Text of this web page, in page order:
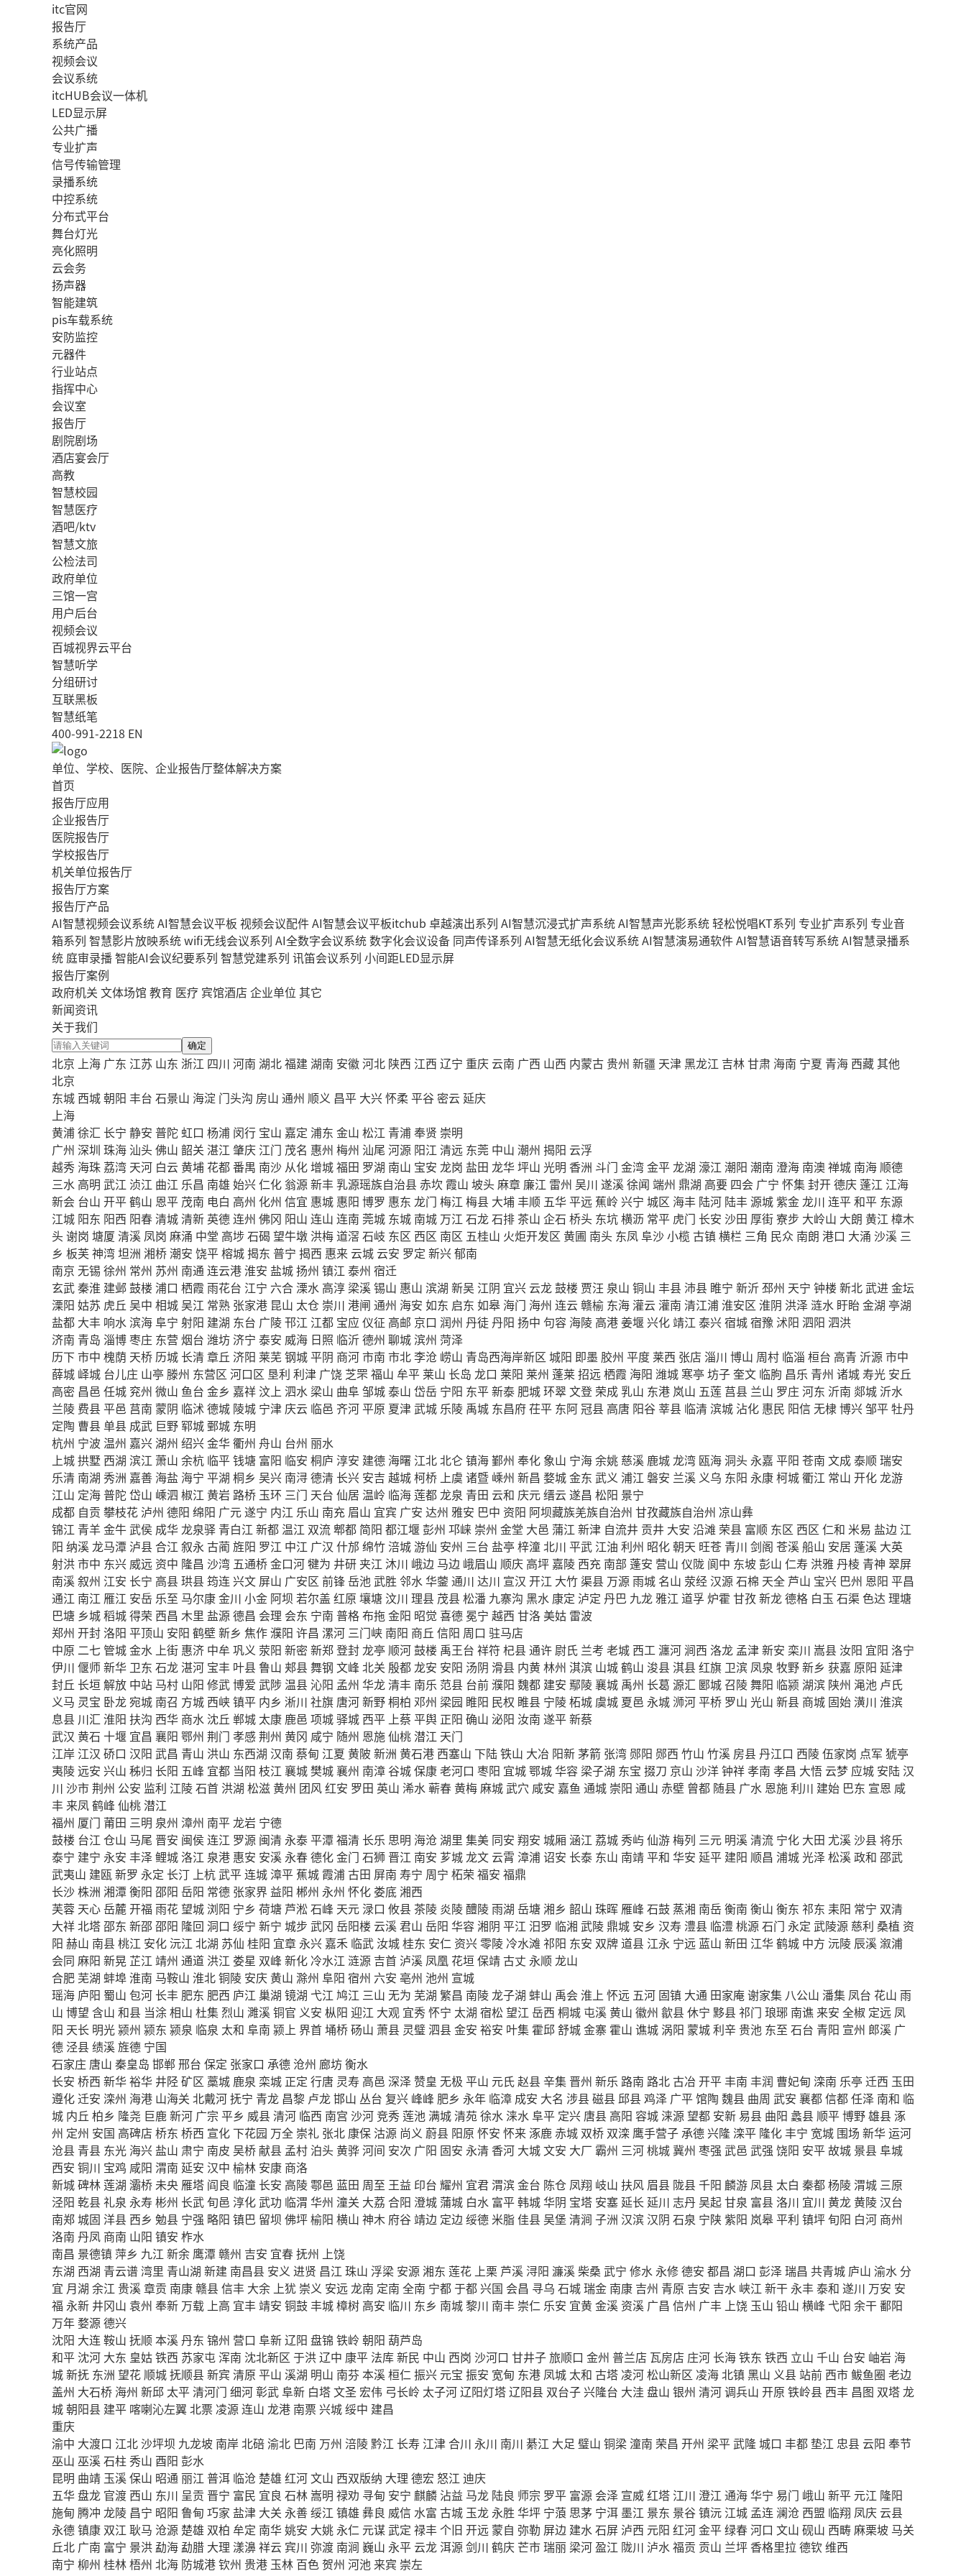
itc官网
报告厅
系统产品
视频会议
会议系统
itcHUB会议一体机
LED显示屏
公共广播
专业扩声
信号传输管理
录播系统
中控系统
分布式平台
舞台灯光
亮化照明
云会务
扬声器
智能建筑
pis车载系统
安防监控
元器件
行业站点
指挥中心
会议室
报告厅
剧院剧场
酒店宴会厅
高教
智慧校园
智慧医疗
酒吧/ktv
智慧文旅
公检法司
政府单位
三馆一宫
用户后台
视频会议
百城视界云平台
智慧听学
分组研讨
互联黑板
智慧纸笔
400-991-2218 EN
单位、学校、医院、企业报告厅整体解决方案
首页
报告厅应用
企业报告厅
医院报告厅
学校报告厅
机关单位报告厅
报告厅方案
报告厅产品
AI智慧视频会议系统AI智慧会议平板 视频会议配件AI智慧会议平板itchub 卓越演出系列 AI智慧沉浸式扩声系统AI智慧声光影系统轻松悦唱KT系列 专业扩声系列 专业音
箱系列 智慧影片放映系统wifi无线会议系列 AI全数字会议系统数字化会议设备 同声传译系列 AI智慧无纸化会议系统AI智慧演易通软件AI智慧语音转写系统AI智慧录播系
统 庭审录播智能AI会议纪要系列 智慧党建系列 讯笛会议系列 小间距LED显示屏
报告厅案例
政府机关 文体场馆 教育 医疗 宾馆酒店 企业单位 其它
新闻资讯
关于我们
确定
北京 上海 广东 江苏 山东 浙江 四川 河南 湖北福建湖南 安徽河北 陕西 江西 辽宁 重庆 云南 广西 山西 内蒙古 贵州 新疆 天津黑龙江 吉林甘肃 海南 宁夏 青海 西藏其他
北京
东城 西城朝阳 丰台 石景山 海淀 门头沟 房山 通州 顺义 昌平 大兴怀柔平谷 密云延庆
上海
黄浦徐汇 长宁 静安 普陀 虹口 杨浦 闵行 宝山 嘉定 浦东 金山 松江 青浦奉贤 崇明
广州 深圳 珠海 汕头佛山 韶关 湛江 肇庆 江门 茂名 惠州 梅州 汕尾 河源 阳江 清远 东莞 中山 潮州 揭阳 云浮
越秀 海珠 荔湾 天河 白云黄埔 花都番禺 南沙 从化增城福田 罗湖 南山 宝安 龙岗 盐田 龙华坪山 光明 香洲 斗门 金湾金平龙湖 濠江 潮阳 潮南 澄海 南澳禅城 南海 顺德
三水 高明 武江 浈江 曲江 乐昌 南雄 始兴仁化 翁源新丰乳源瑶族自治县赤坎 霞山 坡头麻章 廉江 雷州 吴川 遂溪徐闻 端州 鼎湖 高要 四会 广宁 怀集封开德庆 蓬江 江海
新会 台山 开平鹤山 恩平 茂南 电白 高州 化州 信宜 惠城 惠阳 博罗 惠东 龙门 梅江 梅县 大埔丰顺 五华平远 蕉岭 兴宁 城区 海丰 陆河 陆丰源城紫金龙川 连平和平 东源
江城 阳东 阳西 阳春清城清新 英德连州 佛冈 阳山 连山 连南 莞城 东城 南城 万江 石龙石排茶山 企石 桥头 东坑横沥 常平 虎门 长安 沙田 厚街寮步 大岭山 大朗 黄江 樟木
头谢岗 塘厦 清溪 凤岗 麻涌 中堂 高埗石碣 望牛墩 洪梅道滘 石岐 东区 西区 南区 五桂山 火炬开发区 黄圃 南头 东凤阜沙小榄 古镇横栏 三角 民众 南朗 港口 大涌 沙溪 三
乡 板芙 神湾坦洲 湘桥潮安 饶平榕城揭东 普宁 揭西 惠来 云城 云安 罗定 新兴郁南
南京 无锡 徐州 常州 苏州 南通连云港淮安 盐城扬州 镇江 泰州 宿迁
玄武秦淮 建邺鼓楼 浦口 栖霞 雨花台 江宁 六合 溧水 高淳 梁溪锡山 惠山 滨湖 新吴 江阴 宜兴 云龙鼓楼 贾汪 泉山 铜山 丰县 沛县 睢宁 新沂邳州 天宁 钟楼 新北武进金坛
溧阳 姑苏 虎丘 吴中 相城吴江 常熟 张家港 昆山 太仓 崇川 港闸 通州 海安 如东 启东 如皋 海门 海州 连云赣榆 东海灌云灌南 清江浦淮安区 淮阴 洪泽 涟水 盱眙金湖 亭湖
盐都 大丰 响水滨海阜宁 射阳 建湖 东台 广陵邗江 江都 宝应 仪征 高邮 京口 润州 丹徒丹阳 扬中 句容 海陵 高港姜堰兴化靖江 泰兴宿城宿豫 沭阳 泗阳 泗洪
济南 青岛 淄博枣庄 东营 烟台 潍坊济宁 泰安 威海 日照 临沂德州 聊城滨州 菏泽
历下市中 槐荫 天桥 历城 长清章丘 济阳 莱芜钢城平阴 商河市南 市北李沧 崂山 青岛西海岸新区 城阳 即墨 胶州 平度 莱西 张店 淄川 博山 周村 临淄 桓台 高青 沂源市中
薛城 峄城 台儿庄 山亭 滕州 东营区 河口区 垦利 利津 广饶 芝罘福山 牟平 莱山 长岛 龙口 莱阳 莱州 蓬莱招远 栖霞 海阳 潍城 寒亭 坊子奎文 临朐 昌乐 青州 诸城寿光 安丘
高密 昌邑 任城 兖州 微山 鱼台 金乡 嘉祥 汶上 泗水 梁山 曲阜邹城泰山 岱岳 宁阳 东平新泰 肥城环翠文登 荣成乳山 东港 岚山 五莲 莒县 兰山 罗庄河东 沂南 郯城 沂水
兰陵 费县平邑 莒南 蒙阴 临沭德城 陵城 宁津 庆云 临邑 齐河平原 夏津武城 乐陵 禹城 东昌府茌平 东阿冠县 高唐 阳谷莘县 临清滨城 沾化 惠民 阳信无棣博兴邹平牡丹
定陶 曹县单县 成武 巨野 郓城 鄄城 东明
杭州 宁波 温州 嘉兴湖州 绍兴金华衢州 舟山 台州 丽水
上城拱墅 西湖 滨江 萧山 余杭 临平钱塘 富阳 临安 桐庐 淳安 建德 海曙 江北北仑镇海鄞州 奉化 象山 宁海余姚 慈溪 鹿城龙湾 瓯海洞头 永嘉 平阳 苍南 文成泰顺瑞安
乐清 南湖 秀洲 嘉善 海盐 海宁 平湖 桐乡 吴兴 南浔德清 长兴 安吉 越城柯桥 上虞 诸暨 嵊州 新昌 婺城金东 武义 浦江 磐安 兰溪 义乌 东阳 永康柯城衢江 常山 开化龙游
江山 定海普陀 岱山 嵊泗 椒江 黄岩 路桥 玉环 三门 天台 仙居 温岭 临海莲都龙泉 青田 云和 庆元缙云遂昌 松阳 景宁
成都 自贡 攀枝花 泸州 德阳 绵阳 广元遂宁 内江 乐山 南充 眉山 宜宾 广安 达州 雅安 巴中 资阳 阿坝藏族羌族自治州 甘孜藏族自治州 凉山彝
锦江 青羊金牛武侯 成华龙泉驿 青白江 新都 温江 双流郫都 简阳 都江堰彭州 邛崃 崇州 金堂 大邑 蒲江 新津 自流井 贡井 大安 沿滩 荣县 富顺 东区 西区 仁和 米易 盐边 江
阳 纳溪龙马潭 泸县合江 叙永古蔺旌阳 罗江 中江 广汉 什邡 绵竹 涪城游仙 安州 三台 盐亭 梓潼北川 平武 江油 利州 昭化朝天 旺苍 青川 剑阁 苍溪船山 安居 蓬溪 大英
射洪市中 东兴 威远 资中 隆昌 沙湾 五通桥金口河犍为 井研 夹江 沐川 峨边 马边 峨眉山 顺庆 高坪 嘉陵 西充 南部 蓬安 营山 仪陇 阆中 东坡彭山 仁寿 洪雅丹棱 青神 翠屏
南溪叙州 江安 长宁 高县珙县筠连兴文 屏山 广安区 前锋岳池武胜 邻水华蓥 通川 达川 宣汉 开江 大竹 渠县 万源雨城 名山 荥经汉源石棉 天全 芦山 宝兴 巴州 恩阳 平昌
通江 南江 雁江 安岳 乐至 马尔康金川 小金 阿坝 若尔盖 红原 壤塘 汶川 理县 茂县松潘 九寨沟 黑水 康定 泸定 丹巴 九龙雅江 道孚炉霍 甘孜新龙德格 白玉 石渠色达 理塘
巴塘 乡城稻城得荣 西昌 木里 盐源德昌 会理 会东 宁南 普格布拖金阳 昭觉 喜德 冕宁 越西 甘洛 美姑 雷波
郑州 开封洛阳 平顶山 安阳 鹤壁新乡 焦作濮阳 许昌 漯河 三门峡 南阳 商丘 信阳 周口 驻马店
中原 二七 管城金水 上街 惠济 中牟巩义 荥阳 新密 新郑登封龙亭 顺河鼓楼 禹王台 祥符 杞县通许 尉氏 兰考 老城 西工瀍河涧西 洛龙 孟津新安 栾川 嵩县 汝阳 宜阳 洛宁
伊川 偃师新华 卫东 石龙湛河 宝丰 叶县鲁山 郏县舞钢 文峰 北关 殷都龙安 安阳 汤阴 滑县 内黄林州 淇滨 山城鹤山 浚县淇县红旗 卫滨 凤泉 牧野新乡 获嘉 原阳 延津
封丘 长垣解放 中站 马村 山阳 修武博爱 武陟 温县沁阳 孟州 华龙清丰 南乐 范县 台前濮阳 魏都 建安 鄢陵襄城 禹州 长葛 源汇 郾城召陵舞阳 临颍 湖滨 陕州 渑池 卢氏
义马 灵宝 卧龙宛城 南召 方城 西峡镇平 内乡 淅川 社旗 唐河新野桐柏 邓州 梁园 睢阳 民权 睢县 宁陵柘城 虞城 夏邑 永城浉河平桥 罗山 光山 新县 商城 固始潢川 淮滨
息县 川汇 淮阳 扶沟 西华 商水 沈丘 郸城 太康 鹿邑 项城驿城 西平 上蔡 平舆 正阳 确山 泌阳 汝南 遂平新蔡
武汉 黄石 十堰 宜昌 襄阳 鄂州 荆门 孝感荆州 黄冈 咸宁 随州 恩施仙桃潜江 天门
江岸 江汉 硚口 汉阳 武昌 青山 洪山 东西湖 汉南 蔡甸 江夏 黄陂 新洲 黄石港 西塞山 下陆铁山 大冶 阳新茅箭 张湾 郧阳 郧西 竹山 竹溪 房县丹江口 西陵伍家岗 点军 猇亭
夷陵远安 兴山 秭归 长阳 五峰 宜都 当阳 枝江 襄城樊城襄州 南漳谷城保康老河口 枣阳 宜城鄂城华容 梁子湖 东宝 掇刀 京山 沙洋钟祥孝南 孝昌 大悟 云梦 应城 安陆汉
川 沙市荆州 公安 监利 江陵石首 洪湖 松滋黄州 团风红安 罗田 英山 浠水蕲春黄梅麻城武穴 咸安 嘉鱼 通城 崇阳 通山 赤壁 曾都 随县 广水 恩施利川 建始 巴东 宣恩 咸
丰 来凤鹤峰 仙桃潜江
福州 厦门 莆田 三明 泉州 漳州 南平龙岩 宁德
鼓楼 台江 仓山 马尾 晋安 闽侯连江 罗源 闽清 永泰平潭福清 长乐 思明 海沧 湖里 集美 同安 翔安 城厢 涵江 荔城秀屿仙游梅列 三元 明溪清流 宁化 大田 尤溪沙县将乐
泰宁 建宁 永安 丰泽鲤城洛江 泉港 惠安 安溪 永春德化金门 石狮 晋江 南安 芗城龙文 云霄 漳浦诏安 长泰 东山 南靖平和 华安 延平 建阳 顺昌 浦城光泽松溪政和 邵武
武夷山 建瓯新罗 永定 长汀 上杭武平连城 漳平 蕉城 霞浦古田 屏南 寿宁 周宁 柘荣 福安 福鼎
长沙株洲 湘潭衡阳 邵阳 岳阳 常德 张家界 益阳 郴州 永州 怀化 娄底湘西
芙蓉 天心岳麓开福 雨花望城 浏阳 宁乡 荷塘 芦淞石峰 天元 渌口 攸县茶陵 炎陵醴陵雨湖 岳塘湘乡 韶山 珠晖 雁峰 石鼓 蒸湘 南岳衡南 衡山 衡东 祁东 耒阳 常宁 双清
大祥北塔邵东 新邵邵阳 隆回 洞口 绥宁 新宁 城步 武冈 岳阳楼 云溪君山 岳阳 华容湘阴 平江 汨罗 临湘 武陵鼎城 安乡 汉寿 澧县 临澧桃源石门 永定 武陵源 慈利 桑植 资
阳 赫山 南县桃江 安化沅江 北湖 苏仙 桂阳 宜章 永兴 嘉禾 临武 汝城桂东 安仁 资兴零陵 冷水滩 祁阳 东安 双牌道县 江永 宁远 蓝山 新田 江华鹤城 中方 沅陵 辰溪 溆浦
会同 麻阳 新晃 芷江 靖州 通道 洪江 娄星 双峰 新化 冷水江 涟源 吉首 泸溪 凤凰 花垣保靖古丈 永顺龙山
合肥 芜湖 蚌埠淮南 马鞍山 淮北铜陵 安庆黄山 滁州 阜阳 宿州 六安 亳州 池州 宣城
瑶海 庐阳 蜀山 包河 长丰 肥东 肥西 庐江 巢湖 镜湖 弋江 鸠江 三山 无为 芜湖 繁昌 南陵龙子湖 蚌山 禹会淮上 怀远 五河 固镇 大通 田家庵谢家集 八公山 潘集 凤台 花山 雨
山 博望 含山 和县 当涂相山 杜集 烈山 濉溪铜官 义安 枞阳 迎江 大观 宜秀怀宁 太湖 宿松 望江 岳西 桐城 屯溪黄山 徽州 歙县休宁 黟县祁门 琅琊 南谯 来安 全椒 定远 凤
阳 天长 明光颍州 颍东 颍泉 临泉 太和 阜南 颍上 界首埇桥砀山 萧县 灵璧泗县金安 裕安 叶集 霍邱舒城金寨 霍山 谯城 涡阳 蒙城利辛 贵池 东至 石台 青阳 宣州 郎溪 广
德 泾县绩溪旌德 宁国
石家庄 唐山 秦皇岛 邯郸 邢台 保定 张家口 承德 沧州 廊坊衡水
长安 桥西 新华裕华 井陉矿区 藁城 鹿泉 栾城 正定 行唐 灵寿 高邑 深泽 赞皇 无极 平山 元氏赵县辛集 晋州 新乐 路南 路北古冶 开平丰南 丰润 曹妃甸 滦南 乐亭 迁西 玉田
遵化迁安 滦州 海港 山海关 北戴河抚宁 青龙 昌黎 卢龙邯山 丛台 复兴 峰峰 肥乡 永年 临漳 成安 大名 涉县磁县邱县鸡泽 广平馆陶 魏县 曲周 武安 襄都信都任泽 南和 临
城 内丘 柏乡 隆尧 巨鹿新河 广宗 平乡 威县清河 临西 南宫 沙河竞秀莲池 满城清苑徐水 涞水阜平 定兴 唐县 高阳 容城 涞源望都 安新易县 曲阳 蠡县 顺平博野雄县涿
州 定州 安国 高碑店 桥东 桥西 宣化下花园 万全 崇礼 张北 康保 沽源 尚义 蔚县 阳原 怀安 怀来涿鹿赤城 双桥 双滦 鹰手营子承德兴隆 滦平 隆化丰宁 宽城 围场 新华运河
沧县 青县 东光 海兴 盐山 肃宁 南皮 吴桥献县 孟村 泊头黄骅河间 安次 广阳 固安 永清 香河 大城文安 大厂 霸州 三河桃城冀州 枣强 武邑 武强 饶阳 安平故城 景县阜城
西安 铜川 宝鸡 咸阳 渭南 延安 汉中 榆林 安康 商洛
新城碑林莲湖 灞桥未央 雁塔 阎良 临潼 长安 高陵鄠邑 蓝田 周至 王益 印台 耀州 宜君渭滨金台 陈仓 凤翔 岐山 扶风 眉县 陇县千阳 麟游 凤县 太白 秦都杨陵渭城 三原
泾阳 乾县礼泉 永寿彬州 长武旬邑 淳化武功 临渭 华州 潼关 大荔 合阳 澄城蒲城 白水 富平韩城华阴 宝塔 安塞延长 延川 志丹吴起甘泉 富县洛川 宜川 黄龙黄陵汉台
南郑城固 洋县 西乡 勉县 宁强 略阳 镇巴 留坝 佛坪榆阳 横山 神木 府谷靖边 定边绥德 米脂佳县吴堡 清涧 子洲 汉滨汉阴 石泉 宁陕紫阳 岚皋平利 镇坪旬阳 白河 商州
洛南 丹凤 商南 山阳 镇安 柞水
南昌 景德镇萍乡 九江 新余 鹰潭赣州 吉安 宜春抚州 上饶
东湖 西湖 青云谱湾里 青山湖 新建 南昌县 安义 进贤 昌江 珠山 浮梁 安源湘东 莲花 上栗 芦溪 浔阳 濂溪柴桑武宁 修水 永修德安 都昌 湖口 彭泽瑞昌 共青城 庐山 渝水 分
宜 月湖 余江 贵溪章贡 南康赣县信丰 大余 上犹 崇义 安远 龙南 定南 全南 宁都于都兴国 会昌 寻乌 石城瑞金 南康 吉州 青原 吉安 吉水 峡江 新干 永丰泰和 遂川 万安 安
福 永新 井冈山 袁州 奉新 万载 上高 宜丰靖安 铜鼓丰城樟树 高安 临川 东乡 南城黎川 南丰 崇仁 乐安 宜黄金溪 资溪 广昌 信州 广丰 上饶 玉山 铅山 横峰 弋阳 余干鄱阳
万年婺源德兴
沈阳 大连鞍山 抚顺本溪丹东 锦州 营口 阜新辽阳 盘锦 铁岭 朝阳 葫芦岛
和平 沈河 大东 皇姑铁西 苏家屯 浑南 沈北新区 于洪辽中 康平 法库新民 中山 西岗 沙河口 甘井子旅顺口 金州 普兰店 瓦房店 庄河 长海铁东 铁西 立山 千山 台安 岫岩 海
城新抚 东洲 望花 顺城抚顺县新宾 清原 平山 溪湖 明山 南芬 本溪桓仁振兴 元宝 振安 宽甸 东港 凤城 太和 古塔 凌河松山新区 凌海北镇黑山 义县 站前 西市 鲅鱼圈 老边
盖州 大石桥 海州 新邱 太平清河门 细河彰武阜新 白塔文圣宏伟 弓长岭 太子河辽阳灯塔辽阳县 双台子兴隆台 大洼 盘山 银州 清河调兵山 开原 铁岭县 西丰 昌图 双塔龙
城朝阳县 建平 喀喇沁左翼北票 凌源连山 龙港 南票兴城绥中 建昌
重庆
渝中 大渡口 江北沙坪坝 九龙坡 南岸北碚渝北 巴南 万州 涪陵黔江 长寿 江津合川 永川 南川 綦江 大足 璧山 铜梁潼南 荣昌 开州 梁平武隆城口 丰都 垫江 忠县 云阳 奉节
巫山 巫溪石柱 秀山 酉阳 彭水
昆明 曲靖 玉溪保山 昭通丽江 普洱 临沧 楚雄 红河文山 西双版纳 大理 德宏 怒江 迪庆
五华盘龙 官渡 西山 东川 呈贡 晋宁 富民 宜良 石林嵩明 禄劝 寻甸 安宁 麒麟 沾益 马龙 陆良 师宗 罗平 富源 会泽 宣威红塔 江川 澄江 通海华宁 易门 峨山 新平 元江 隆阳
施甸 腾冲 龙陵 昌宁 昭阳 鲁甸 巧家 盐津 大关 永善绥江 镇雄 彝良 威信水富 古城 玉龙 永胜 华坪 宁蒗 思茅 宁洱 墨江 景东 景谷镇沅 江城 孟连 澜沧 西盟 临翔 凤庆 云县
永德镇康 双江 耿马 沧源 楚雄 双柏 牟定 南华姚安 大姚 永仁 元谋武定 禄丰个旧 开远 蒙自 弥勒 屏边 建水石屏 泸西 元阳 红河金平绿春河口 文山 砚山 西畴麻栗坡 马关
丘北 广南 富宁 景洪 勐海 勐腊 大理 漾濞祥云 宾川 弥渡 南涧 巍山 永平 云龙 洱源剑川 鹤庆 芒市瑞丽 梁河盈江 陇川 泸水福贡 贡山 兰坪 香格里拉 德钦维西
南宁 柳州 桂林梧州 北海 防城港钦州 贵港 玉林 百色贺州 河池 来宾 崇左